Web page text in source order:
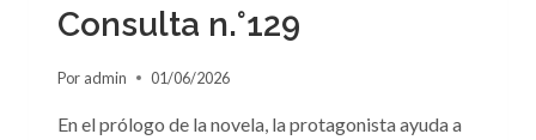
Consulta n.°129
Por admin 01/06/2026
En el prólogo de la novela, la protagonista ayuda a